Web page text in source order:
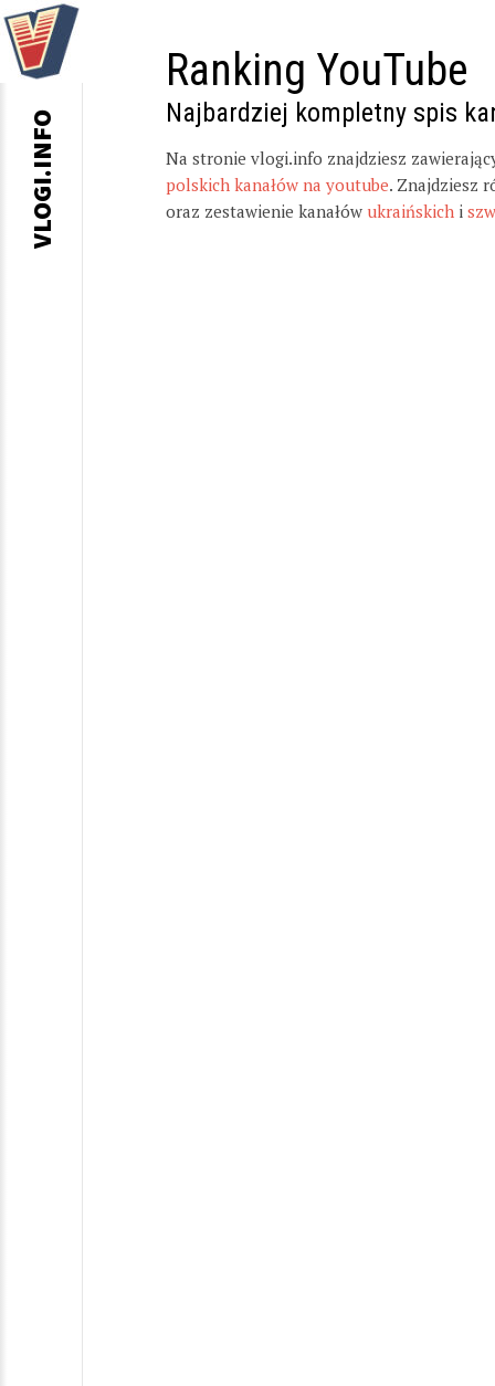
Ranking YouTube
Najbardziej kompletny spis
Na stronie vlogi.info znajdziesz
polskich kanałów na youtube. Znajdziesz
oraz zestawienie kanałów ukraińskich i
VLOGI.INFO